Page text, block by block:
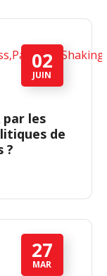
02
JUIN
par les
de
?
27
MAR